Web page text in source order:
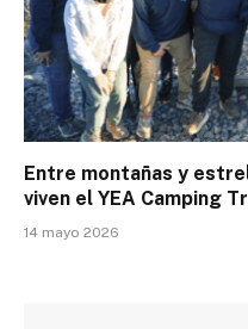
Entre montañas y
viven el YEA Camping
14 mayo 2026